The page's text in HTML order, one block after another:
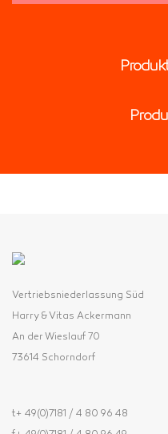
Vertriebsniederlassung Süd
Harry & Vitas Ackermann
An der Wieslauf 70
73614 Schorndorf
t+ 49(0)7181 / 4 80 96 48